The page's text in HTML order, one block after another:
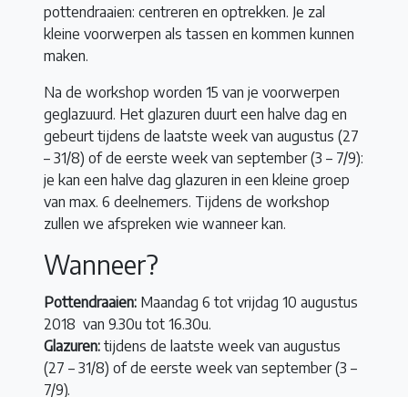
pottendraaien: centreren en optrekken. Je zal
kleine voorwerpen als tassen en kommen kunnen
maken.
Na de workshop worden 15 van je voorwerpen
geglazuurd. Het glazuren duurt een halve dag en
gebeurt tijdens de laatste week van augustus (27
– 31/8) of de eerste week van september (3 – 7/9):
je kan een halve dag glazuren in een kleine groep
van max. 6 deelnemers. Tijdens de workshop
zullen we afspreken wie wanneer kan.
Wanneer?
Pottendraaien: Maandag 6 tot vrijdag 10 augustus
2018 van 9.30u tot 16.30u.
Glazuren: tijdens de laatste week van augustus
(27 – 31/8) of de eerste week van september (3 –
7/9).